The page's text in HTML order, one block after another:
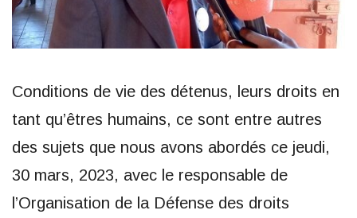
Conditions de vie des détenus, leurs droits en
tant qu’êtres humains, ce sont entre autres
des sujets que nous avons abordés ce jeudi,
30 mars, 2023, avec le responsable de
l’Organisation de la Défense des droits